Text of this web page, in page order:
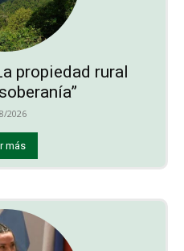
propiedad rural
2026
más